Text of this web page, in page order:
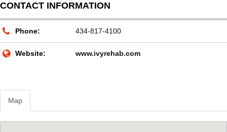
CONTACT INFORMATION
Phone: 434-817-4100
Website: www.ivyrehab.com
Map